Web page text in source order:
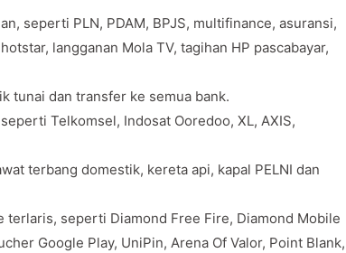
seperti PLN, PDAM, BPJS, multifinance, asuransi,
langganan Mola TV, tagihan HP pascabayar,
tunai dan transfer ke semua bank.
Telkomsel, Indosat Ooredoo, XL, AXIS,
terbang domestik, kereta api, kapal PELNI dan
terlaris, seperti Diamond Free Fire, Diamond Mobile
Google Play, UniPin, Arena Of Valor, Point Blank,